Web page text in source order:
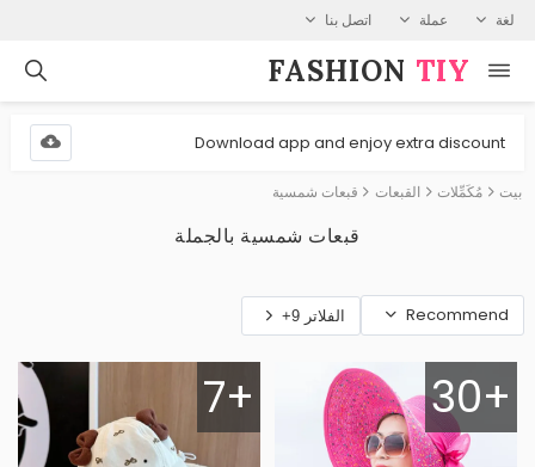
لغة عملة اتصل بنا
FASHION⁠ TIY
Download app and enjoy extra discount
بيت مُكَمِّلات القبعات قبعات شمسية
قبعات شمسية بالجملة
Recommend الفلاتر 9+
30+
7+